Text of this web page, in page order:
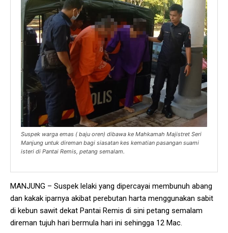
Suspek warga emas ( baju oren) dibawa ke Mahkamah Majistret Seri
Manjung untuk direman bagi siasatan kes kematian pasangan suami
isteri di Pantai Remis, petang semalam.
MANJUNG – Suspek lelaki yang dipercayai membunuh abang
dan kakak iparnya akibat perebutan harta menggunakan sabit
di kebun sawit dekat Pantai Remis di sini petang semalam
direman tujuh hari bermula hari ini sehingga 12 Mac.